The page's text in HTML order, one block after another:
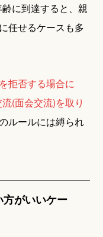
に到達すると、親
任せるケースも多
拒否する場合に
(面会交流)を取り
ルールには縛られ
がいいケー